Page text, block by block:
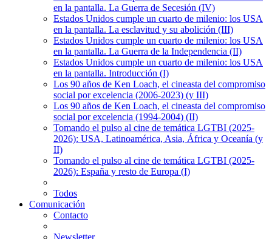
en la pantalla. La Guerra de Secesión (IV)
Estados Unidos cumple un cuarto de milenio: los USA
en la pantalla. La esclavitud y su abolición (III)
Estados Unidos cumple un cuarto de milenio: los USA
en la pantalla. La Guerra de la Independencia (II)
Estados Unidos cumple un cuarto de milenio: los USA
en la pantalla. Introducción (I)
Los 90 años de Ken Loach, el cineasta del compromiso
social por excelencia (2006-2023) (y III)
Los 90 años de Ken Loach, el cineasta del compromiso
social por excelencia (1994-2004) (II)
Tomando el pulso al cine de temática LGTBI (2025-
2026): USA, Latinoamérica, Asia, África y Oceanía (y
II)
Tomando el pulso al cine de temática LGTBI (2025-
2026): España y resto de Europa (I)
Todos
Comunicación
Contacto
Newsletter